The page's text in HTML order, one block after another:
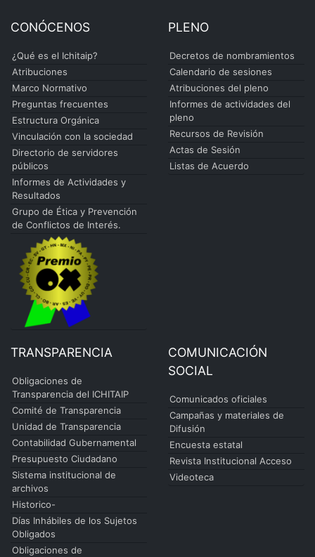
CONÓCENOS
¿Qué es el Ichitaip?
Atribuciones
Marco Normativo
Preguntas frecuentes
Estructura Orgánica
Vinculación con la sociedad
Directorio de servidores
públicos
Informes de Actividades y
Resultados
Grupo de Ética y Prevención
de Conflictos de Interés.
PLENO
Decretos de nombramientos
Calendario de sesiones
Atribuciones del pleno
Informes de actividades del
pleno
Recursos de Revisión
Actas de Sesión
Listas de Acuerdo
TRANSPARENCIA
Obligaciones de
Transparencia del ICHITAIP
Comité de Transparencia
Unidad de Transparencia
Contabilidad Gubernamental
Presupuesto Ciudadano
Sistema institucional de
archivos
Historico-
Días Inhábiles de los Sujetos
Obligados
Obligaciones de
COMUNICACIÓN
SOCIAL
Comunicados oficiales
Campañas y materiales de
Difusión
Encuesta estatal
Revista Institucional Acceso
Videoteca